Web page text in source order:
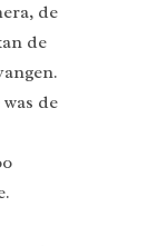
de
de
de